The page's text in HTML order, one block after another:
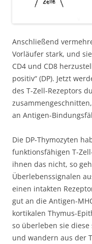
Anschließend
Vorläufer stark, und
CD4 und CD8
positiv“ (DP). Jetzt
des T-Zell-Rezeptors
an Antigen-
Die DP-Thymozyten
funktionsfähigen T-
ihnen das nicht, so
Überlebenssignalen
einen intakten
gut an die Antigen-
kortikalen Thymus-
so überleben sie
und wandern aus der